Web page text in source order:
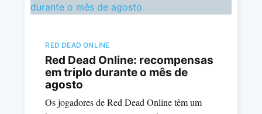
RED DEAD ONLINE
Red Dead Online: recompensas
em triplo durante o mês de
agosto
Os jogadores de Red Dead Online têm um